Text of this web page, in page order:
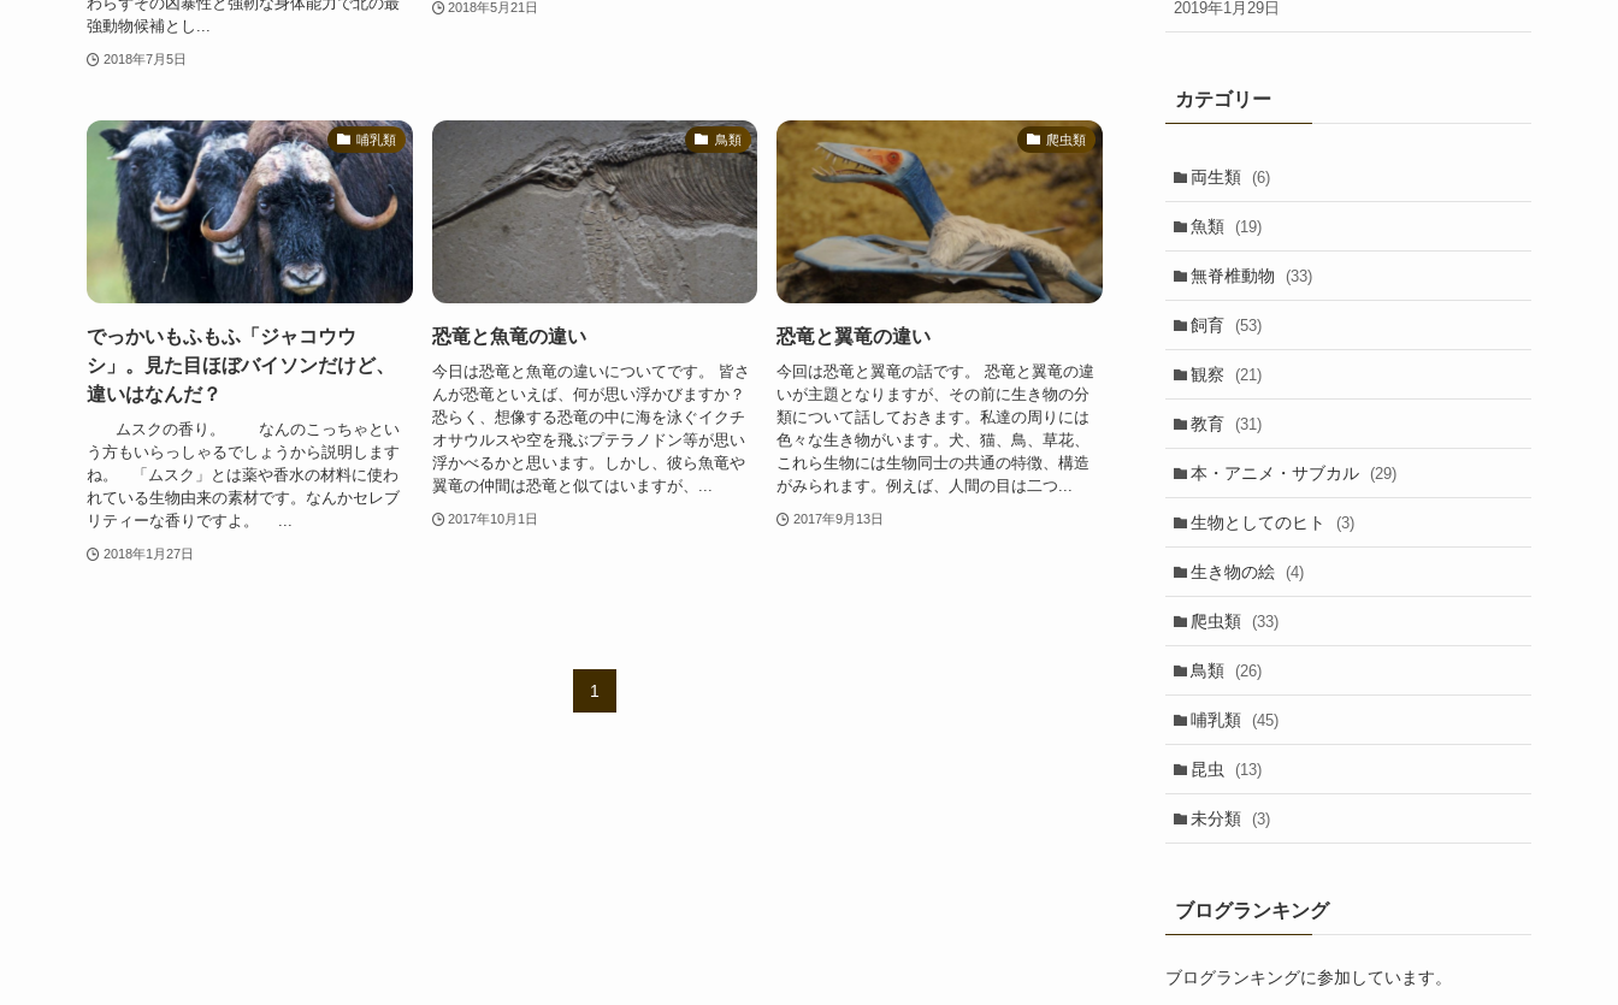
強動物候補とし...
2018年7月5日
2018年5月21日
哺乳類
でっかいもふもふ「ジャコウウ
シ」。見た目ほぼバイソンだけど、
違いはなんだ？
ムスクの香り。 なんのこっちゃとい
う方もいらっしゃるでしょうから説明します
ね。 「ムスク」とは薬や香水の材料に使わ
れている生物由来の素材です。なんかセレブ
リティーな香りですよ。 ...
2018年1月27日
鳥類
恐竜と魚竜の違い
今日は恐竜と魚竜の違いについてです。 皆さ
んが恐竜といえば、何が思い浮かびますか？
恐らく、想像する恐竜の中に海を泳ぐイクチ
オサウルスや空を飛ぶプテラノドン等が思い
浮かべるかと思います。しかし、彼ら魚竜や
翼竜の仲間は恐竜と似てはいますが、...
2017年10月1日
爬虫類
恐竜と翼竜の違い
今回は恐竜と翼竜の話です。 恐竜と翼竜の違
いが主題となりますが、その前に生き物の分
類について話しておきます。私達の周りには
色々な生き物がいます。犬、猫、鳥、草花、
これら生物には生物同士の共通の特徴、構造
がみられます。例えば、人間の目は二つ...
2017年9月13日
1
2019年1月29日
カテゴリー
両生類 (6)
魚類 (19)
無脊椎動物 (33)
飼育 (53)
観察 (21)
教育 (31)
本・アニメ・サブカル (29)
生物としてのヒト (3)
生き物の絵 (4)
爬虫類 (33)
鳥類 (26)
哺乳類 (45)
昆虫 (13)
未分類 (3)
ブログランキング
ブログランキングに参加しています。